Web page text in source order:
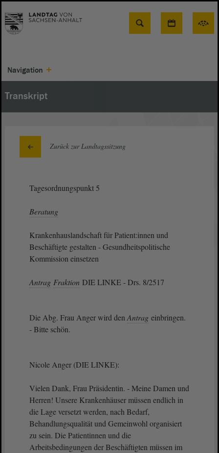
Suche
Navigation
Transkript
Zurück zur Landtagssitzung
Tagesordnungspunkt 5
Beratung
Krankenhauslandschaft für Patient:innen und
Beschäftigte gestalten - Gesundheitspolitische
Kommission einsetzen
Antrag Fraktion DIE LINKE - Drs. 8/2517
Die Abg. Frau Anger wird den Antrag einbringen.
- Bitte schön.
Nicole Anger (DIE LINKE):
Vielen Dank, Frau Präsidentin. - Meine Damen und
Herren! Unsere Krankenhäuser müssen endlich in
die Lage versetzt werden, nach Bedarf,
Behandlungsqualität und Gemeinwohl organisiert
zu sein. Die Patientinnen und die
Arbeitsbedingungen der Beschäftigten müssen im